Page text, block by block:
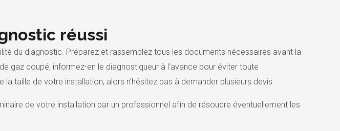
réussi
du diagnostic. Préparez et rassemblez tous les documents nécessaires avant la
gaz coupé, informez-en le diagnostiqueur à l’avance pour éviter toute
taille de votre installation, alors n’hésitez pas à demander plusieurs devis.
de votre installation par un professionnel afin de résoudre éventuellement les